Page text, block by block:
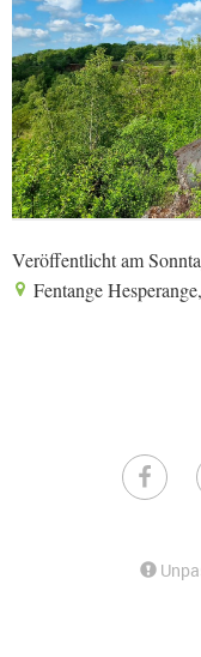
Veröffentlicht am
Fentange